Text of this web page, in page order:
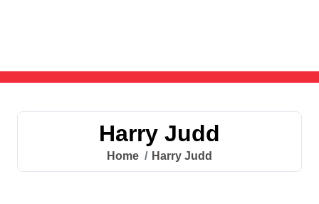
Harry Judd
Home Harry Judd